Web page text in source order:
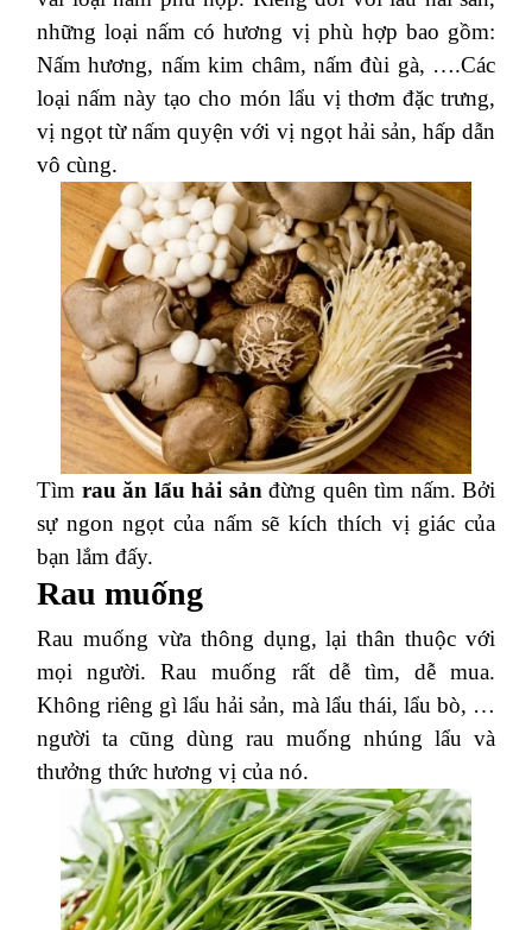
những loại nấm có hương vị phù hợp bao gồm:
Nấm hương, nấm kim châm, nấm đùi gà, ….Các
loại nấm này tạo cho món lẩu vị thơm đặc trưng,
vị ngọt từ nấm quyện với vị ngọt hải sản, hấp dẫn
vô cùng.
Tìm rau ăn lẩu hải sản đừng quên tìm nấm. Bởi
sự ngon ngọt của nấm sẽ kích thích vị giác của
bạn lắm đấy.
Rau muống
Rau muống vừa thông dụng, lại thân thuộc với
mọi người. Rau muống rất dễ tìm, dễ mua.
Không riêng gì lẩu hải sản, mà lẩu thái, lẩu bò, …
người ta cũng dùng rau muống nhúng lẩu và
thưởng thức hương vị của nó.